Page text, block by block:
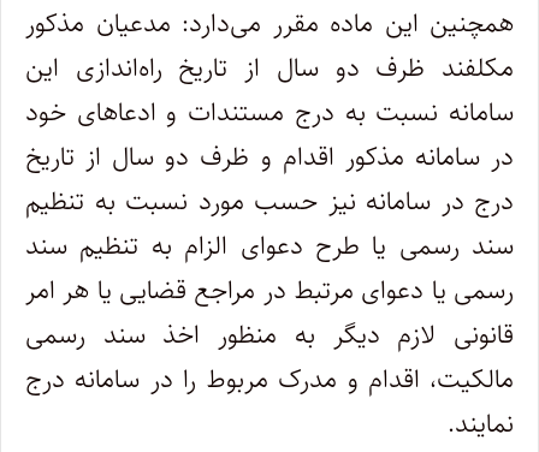
همچنین این ماده مقرر می‌دارد: مدعیان مذکور
مکلفند ظرف دو سال از تاریخ راه‌اندازی این
سامانه نسبت به درج مستندات و ادعا‌های خود
در سامانه مذکور اقدام و ظرف دو سال از تاریخ
درج در سامانه نیز حسب مورد نسبت به تنظیم
سند رسمی یا طرح دعوای الزام به تنظیم سند
رسمی یا دعوای مرتبط در مراجع قضایی یا هر امر
قانونی لازم دیگر به منظور اخذ سند رسمی
مالکیت، اقدام و مدرک مربوط را در سامانه درج
نمایند.